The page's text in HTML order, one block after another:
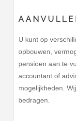
U kunt op
opbouwen,
pensioen aan te
accountant of
mogelijkheden.
bedragen.